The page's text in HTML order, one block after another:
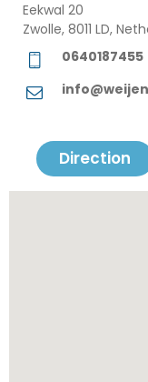
Eekwal 20
Zwolle, 8011 LD,
0640187455
Direction